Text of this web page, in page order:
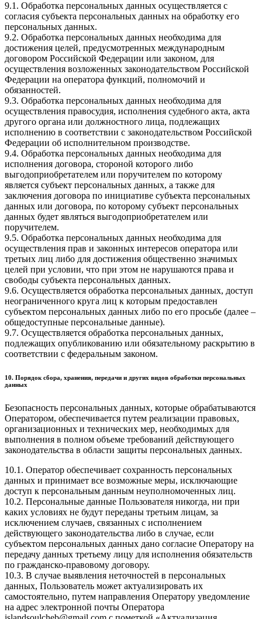
9.1. Обработка персональных данных осуществляется с
согласия субъекта персональных данных на обработку его
персональных данных.
9.2. Обработка персональных данных необходима для
достижения целей, предусмотренных международным
договором Российской Федерации или законом, для
осуществления возложенных законодательством Российской
Федерации на оператора функций, полномочий и
обязанностей.
9.3. Обработка персональных данных необходима для
осуществления правосудия, исполнения судебного акта, акта
другого органа или должностного лица, подлежащих
исполнению в соответствии с законодательством Российской
Федерации об исполнительном производстве.
9.4. Обработка персональных данных необходима для
исполнения договора, стороной которого либо
выгодоприобретателем или поручителем по которому
является субъект персональных данных, а также для
заключения договора по инициативе субъекта персональных
данных или договора, по которому субъект персональных
данных будет являться выгодоприобретателем или
поручителем.
9.5. Обработка персональных данных необходима для
осуществления прав и законных интересов оператора или
третьих лиц либо для достижения общественно значимых
целей при условии, что при этом не нарушаются права и
свободы субъекта персональных данных.
9.6. Осуществляется обработка персональных данных, доступ
неограниченного круга лиц к которым предоставлен
субъектом персональных данных либо по его просьбе (далее –
общедоступные персональные данные).
9.7. Осуществляется обработка персональных данных,
подлежащих опубликованию или обязательному раскрытию в
соответствии с федеральным законом.
10. Порядок сбора, хранения, передачи и других видов обработки персональных
данных
Безопасность персональных данных, которые обрабатываются
Оператором, обеспечивается путем реализации правовых,
организационных и технических мер, необходимых для
выполнения в полном объеме требований действующего
законодательства в области защиты персональных данных.
10.1. Оператор обеспечивает сохранность персональных
данных и принимает все возможные меры, исключающие
доступ к персональным данным неуполномоченных лиц.
10.2. Персональные данные Пользователя никогда, ни при
каких условиях не будут переданы третьим лицам, за
исключением случаев, связанных с исполнением
действующего законодательства либо в случае, если
субъектом персональных данных дано согласие Оператору на
передачу данных третьему лицу для исполнения обязательств
по гражданско-правовому договору.
10.3. В случае выявления неточностей в персональных
данных, Пользователь может актуализировать их
самостоятельно, путем направления Оператору уведомление
на адрес электронной почты Оператора